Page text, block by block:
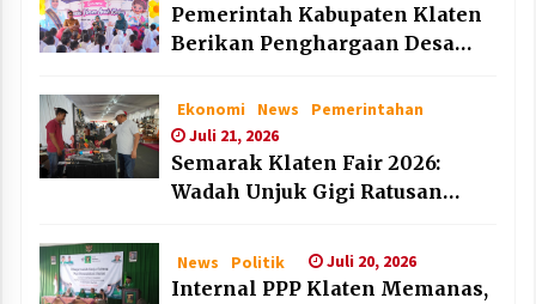
Pemerintah Kabupaten Klaten
Berikan Penghargaan Desa
HAN 2026
Ekonomi News
Pemerintahan
Juli 21, 2026
Semarak Klaten Fair 2026:
Wadah Unjuk Gigi Ratusan
News Politik Juli 20, 2026
Internal PPP Klaten Memanas,